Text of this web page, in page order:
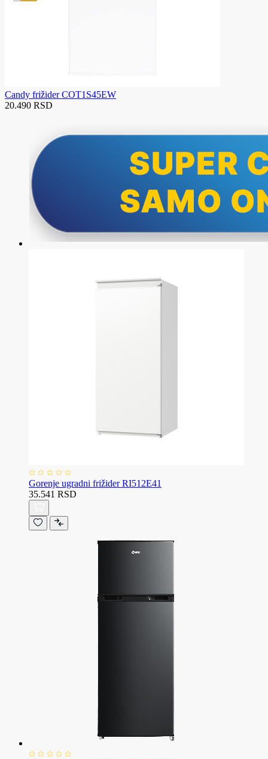
Candy frižider COT1S45EW
20.490 RSD
Gorenje ugradni frižider RI512E41
35.541 RSD